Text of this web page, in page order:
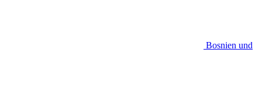
Bosnien und